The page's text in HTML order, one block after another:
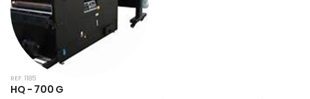
REF: 1185
HQ - 700 G